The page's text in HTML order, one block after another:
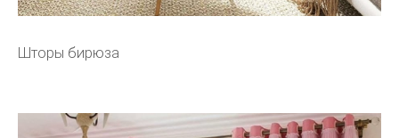
Шторы бирюза